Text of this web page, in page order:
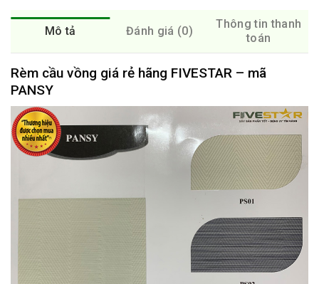
Mô tả Đánh giá (0)
Thông tin thanh
toán
Rèm cầu vồng giá rẻ hãng FIVESTAR – mã
PANSY